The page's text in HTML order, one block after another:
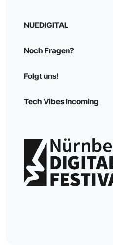
NUEDIGITAL
Noch Fragen?
Folgt uns!
Tech Vibes Incoming